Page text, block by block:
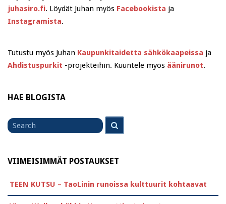
juhasiro.fi. Löydät Juhan myös Facebookista ja
Instagramista.
Tutustu myös Juhan Kaupunkitaidetta sähkökaapeissa ja
Ahdistuspurkit -projekteihin. Kuuntele myös äänirunot.
HAE BLOGISTA
Search
for
VIIMEISIMMÄT POSTAUKSET
TEEN KUTSU – TaoLinin runoissa kulttuurit kohtaavat